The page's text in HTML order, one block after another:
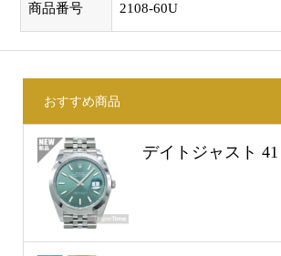
商品番号 2108-60U
おすすめ商品
デイトジャスト 41